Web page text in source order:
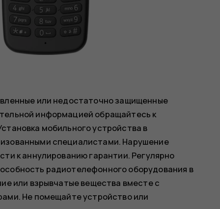
или недостаточно защищенные
информацией обращайтесь к
мобильного устройства в
специалистами. Нарушение
к аннулированию гарантии. Регулярно
радиотелефонного оборудования в
или взрывчатые вещества вместе с
Не помещайте устройство или